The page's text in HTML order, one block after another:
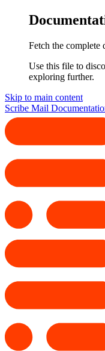
Fetch the complete
Use this file to
exploring further.
Skip to main content
Scribe Mail